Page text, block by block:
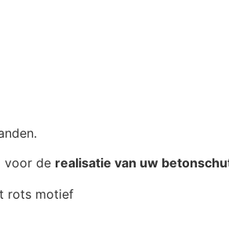
voor de realisatie van uw